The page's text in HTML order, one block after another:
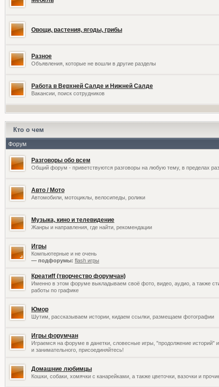
Овощи, растения, ягоды, грибы
Разное
Объявления, которые не вошли в другие разделы
Работа в Верхней Салде и Нижней Салде
Вакансии, поиск сотрудников
Кто о чем
Форум
Разговоры обо всем
Общий форум - приветствуются разговоры на любую тему, в пределах
Авто / Мото
Автомобили, мотоциклы, велосипеды, ролики
Музыка, кино и телевидение
Жанры и направления, где найти, рекомендации
Игры
Компьютерные и не очень
— подфорумы: flash игры
Креатиff (творчество форумчан)
Именно в этом форуме выкладываем своё фото, видео, аудио, а также
работы по графике
Юмор
Шутим, рассказываем истории, кидаем ссылки, размещаем фотографии
Игры форумчан
Играемся на форуме в данетки, словесные игры, "продолжение историй"
и занимательного, присоединяйтесь!
Домашние любимцы
Кошки, собаки, хомячки с канарейками, а также цветочки, вазочки и